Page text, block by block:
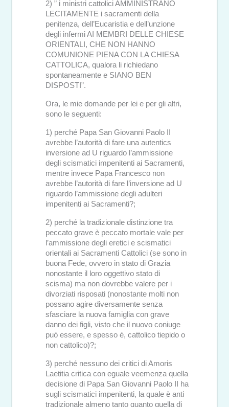
2) ” i ministri cattolici AMMINISTRANO
LECITAMENTE i sacramenti della
penitenza, dell’Eucaristia e dell’unzione
degli infermi AI MEMBRI DELLE CHIESE
ORIENTALI, CHE NON HANNO
COMUNIONE PIENA CON LA CHIESA
CATTOLICA, qualora li richiedano
spontaneamente e SIANO BEN
DISPOSTI”.
Ora, le mie domande per lei e per gli altri,
sono le seguenti:
1) perché Papa San Giovanni Paolo II
avrebbe l’autorità di fare una autentics
inversione ad U riguardo l’ammissione
degli scismatici impenitenti ai Sacramenti,
mentre invece Papa Francesco non
avrebbe l’autorità di fare l’inversione ad U
riguardo l’ammissione degli adulteri
impenitenti ai Sacramenti?;
2) perché la tradizionale distinzione tra
peccato grave è peccato mortale vale per
l’ammissione degli eretici e scismatici
orientali ai Sacramenti Cattolici (se sono in
buona Fede, ovvero in stato di Grazia
nonostante il loro oggettivo stato di
scisma) ma non dovrebbe valere per i
divorziati risposati (nonostante molti non
possano agire diversamente senza
sfasciare la nuova famiglia con grave
danno dei figli, visto che il nuovo coniuge
può essere, e spesso è, cattolico tiepido o
non cattolico)?;
3) perché nessuno dei critici di Amoris
Laetitia critica con eguale veemenza quella
decisione di Papa San Giovanni Paolo II ha
sugli scismatici impenitenti, la quale è anti
tradizionale almeno tanto quanto quella di